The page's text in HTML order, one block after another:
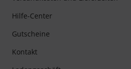
Hilfe-Center
Gutscheine
Kontakt